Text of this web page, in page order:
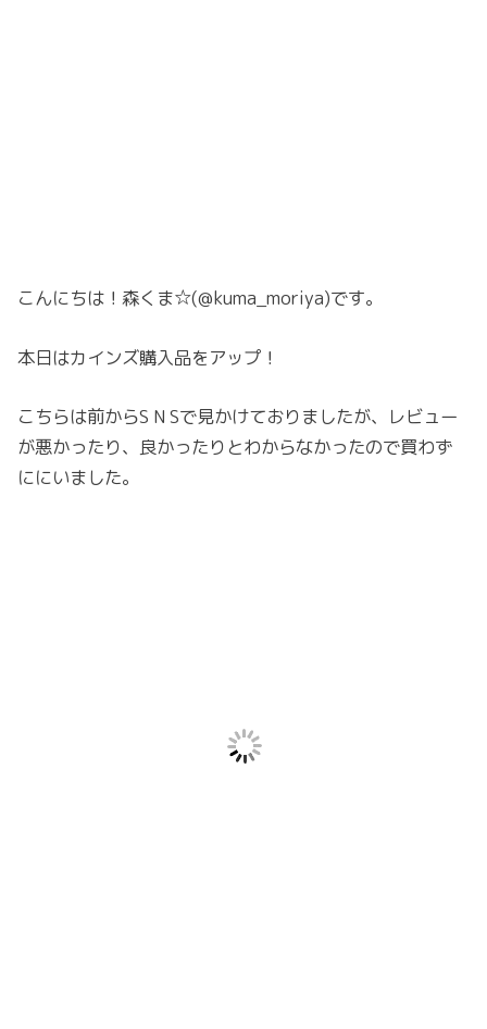
こんにちは！森くま☆(@kuma_moriya)です。
本日はカインズ購入品をアップ！
こちらは前からS N Sで見かけておりましたが、レビュー
が悪かったり、良かったりとわからなかったので買わず
ににいました。